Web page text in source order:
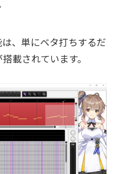
、単にベタ打ちするだ
載されています。